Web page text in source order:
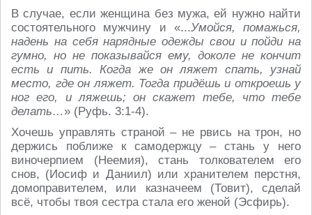
В случае, если женщина без мужа, ей нужно найти
состоятельного мужчину и «...Умойся, помажься,
надень на себя нарядные одежды свои и пойди на
гумно, но не показывайся ему, доколе не кончит
есть и пить. Когда же он ляжет спать, узнай
место, где он ляжет. Тогда придёшь и откроешь у
ног его, и ляжешь; он скажет тебе, что тебе
делать…» (Руфь. 3:1-4).
Хочешь управлять страной – не рвись на трон, но
держись поближе к самодержцу – стань у него
виночерпием (Неемия), стань толкователем его
снов, (Иосиф и Даниил) или хранителем перстня,
домоправителем, или казначеем (Товит), сделай
всё, чтобы твоя сестра стала его женой (Эсфирь).